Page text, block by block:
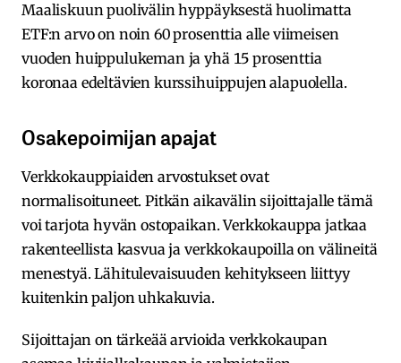
Maaliskuun puolivälin hyppäyksestä huolimatta
ETF:n arvo on noin 60 prosenttia alle viimeisen
vuoden huippulukeman ja yhä 15 prosenttia
koronaa edeltävien kurssihuippujen alapuolella.
Osakepoimijan apajat
Verkkokauppiaiden arvostukset ovat
normalisoituneet. Pitkän aikavälin sijoittajalle tämä
voi tarjota hyvän ostopaikan. Verkkokauppa jatkaa
rakenteellista kasvua ja verkkokaupoilla on välineitä
menestyä. Lähitulevaisuuden kehitykseen liittyy
kuitenkin paljon uhkakuvia.
Sijoittajan on tärkeää arvioida verkkokaupan